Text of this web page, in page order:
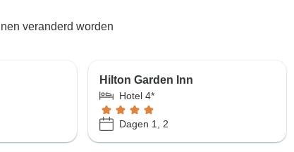
veranderd worden
Hilton Garden Inn
Hotel 4*
Dagen 1, 2